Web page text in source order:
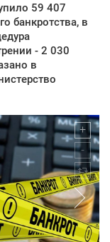
59 407
банкротства, в
- 2 030
в